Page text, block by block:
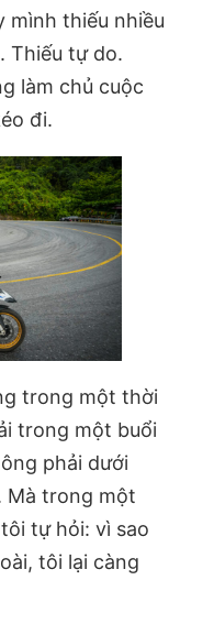
mình thiếu nhiều
Thiếu tự do.
làm chủ cuộc
đi.
trong một thời
trong một buổi
phải dưới
Mà trong một
tự hỏi: vì sao
tôi lại càng